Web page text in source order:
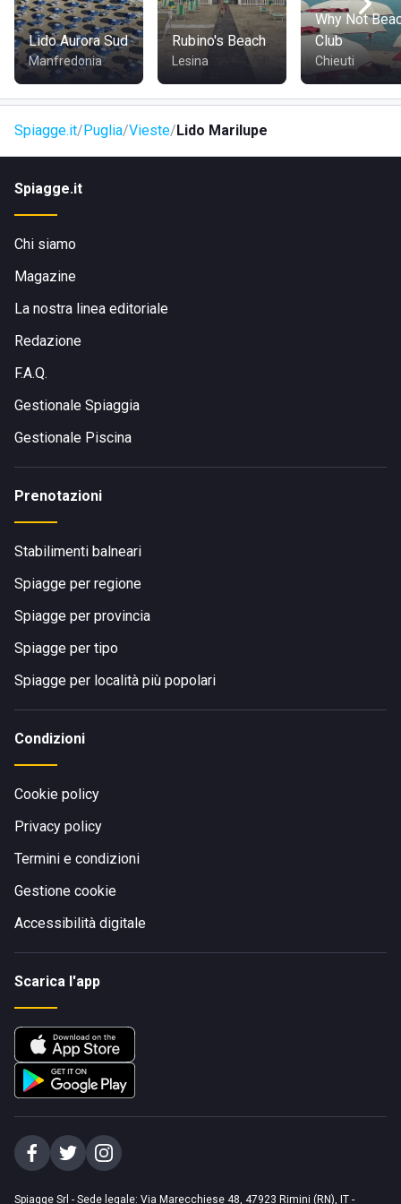
Gargano che è raggiungibile in soli 45 minuti d'auto,
percorrendo la SP558 e la SP52Bis.
Lido Aurora Sud
Manfredonia
Rubino's Beach
Lesina
Why Not
Club
Chieuti
Spiagge.it Puglia Vieste Lido Marilupe
Spiagge.it
Chi siamo
Magazine
La nostra linea editoriale
Redazione
F.A.Q.
Gestionale Spiaggia
Gestionale Piscina
Prenotazioni
Stabilimenti balneari
Spiagge per regione
Spiagge per provincia
Spiagge per tipo
Spiagge per località più popolari
Condizioni
Cookie policy
Privacy policy
Termini e condizioni
Gestione cookie
Accessibilità digitale
Scarica l'app
Spiagge Srl - Sede legale: Via Marecchiese 48, 47923 Rimini (RN), IT -